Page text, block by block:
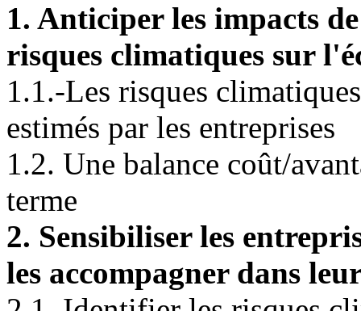
1. Anticiper les impacts
risques climatiques sur
1.1.-Les risques
estimés par les entreprises
1.2. Une balance coût/
terme
2. Sensibiliser les
les accompagner dans